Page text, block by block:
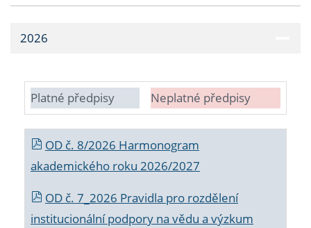
2026
Platné předpisy Neplatné předpisy
OD č. 8/2026 Harmonogram
akademického roku 2026/2027
OD č. 7_2026 Pravidla pro rozdělení
institucionální podpory na vědu a výzkum